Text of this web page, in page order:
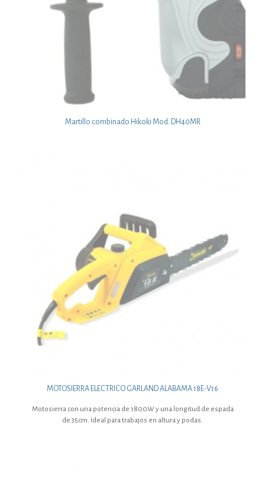
Martillo combinado Hikoki Mod. DH40MR
MOTOSIERRA ELECTRICO GARLAND ALABAMA 18E-V16
Motosierra con una potencia de 1800W y una longitud de espada
de 35cm. Ideal para trabajos en altura y podas.